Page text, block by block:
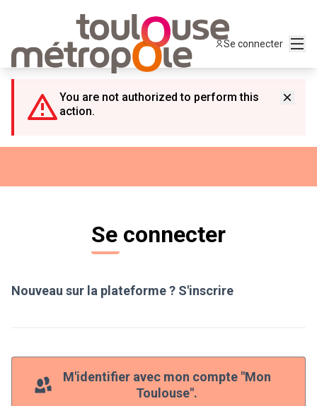
Se connecter
You are not authorized to perform this
action.
Se connecter
Nouveau sur la plateforme ? S'inscrire
M'identifier avec mon compte "Mon
Toulouse".